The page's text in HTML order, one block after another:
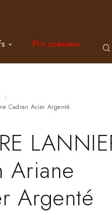
Prix spéciaux
Cadran Acier Argenté
Argenté